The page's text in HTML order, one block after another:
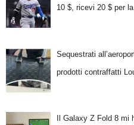
10 $, ricevi 20 $ per
Sequestrati
prodotti contraffatti
Il Galaxy Z Fold 8